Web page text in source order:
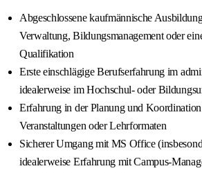
Abgeschlossene kaufmännische
Verwaltung, Bildungsmanagement oder
Qualifikation
Erste einschlägige Berufserfahrung im
idealerweise im Hochschul- oder
Erfahrung in der Planung und
Veranstaltungen oder Lehrformaten
Sicherer Umgang mit MS Office
idealerweise Erfahrung mit Campus-